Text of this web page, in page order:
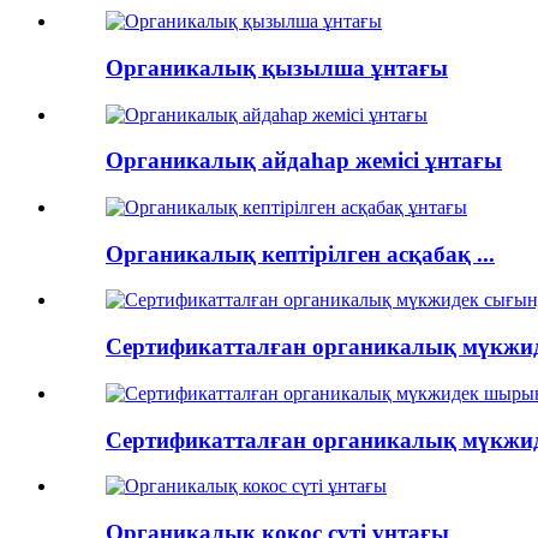
Органикалық қызылша ұнтағы
Органикалық айдаһар жемісі ұнтағы
Органикалық кептірілген асқабақ ...
Сертификатталған органикалық
Сертификатталған органикалық
Органикалық кокос сүті ұнтағы